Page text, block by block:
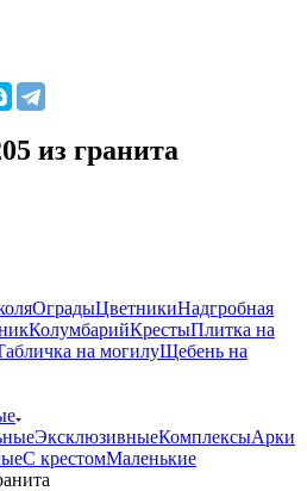
из гранита
ОградыЦветникиНадгробная
КолумбарийКрестыПлитка на
на могилуЩебень на
ЭксклюзивныеКомплексыАрки
С крестомМаленькие